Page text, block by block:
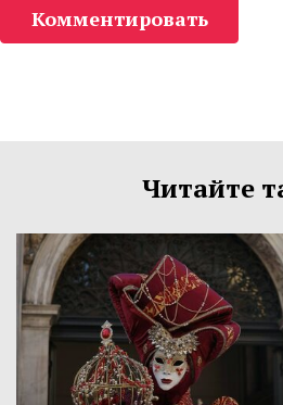
Комментировать
Читайте